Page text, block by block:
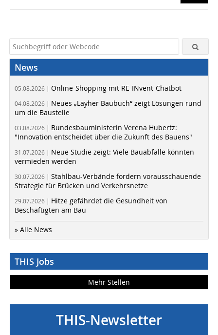
News
05.08.2026 | Online-Shopping mit RE-INvent-Chatbot
04.08.2026 | Neues „Layher Baubuch“ zeigt Lösungen rund
um die Baustelle
03.08.2026 | Bundesbauministerin Verena Hubertz:
"Innovation entscheidet über die Zukunft des Bauens"
31.07.2026 | Neue Studie zeigt: Viele Bauabfälle könnten
vermieden werden
30.07.2026 | Stahlbau-Verbände fordern vorausschauende
Strategie für Brücken und Verkehrsnetze
29.07.2026 | Hitze gefährdet die Gesundheit von
Beschäftigten am Bau
» Alle News
THIS Jobs
Mehr Stellen
THIS-Newsletter